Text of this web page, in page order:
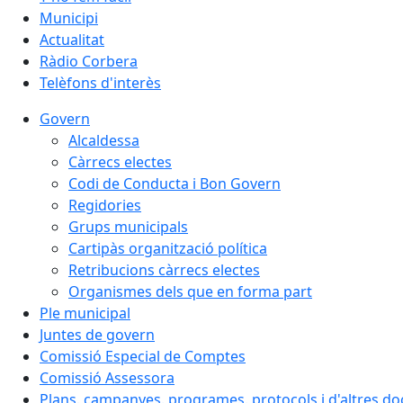
Municipi
Actualitat
Ràdio Corbera
Telèfons d'interès
Govern
Alcaldessa
Càrrecs electes
Codi de Conducta i Bon Govern
Regidories
Grups municipals
Cartipàs organització política
Retribucions càrrecs electes
Organismes dels que en forma part
Ple municipal
Juntes de govern
Comissió Especial de Comptes
Comissió Assessora